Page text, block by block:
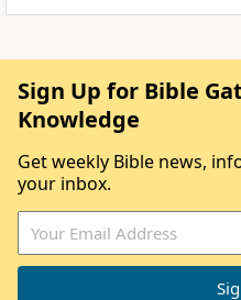
Sign Up for Bible
Knowledge
Get weekly Bible news,
your inbox.